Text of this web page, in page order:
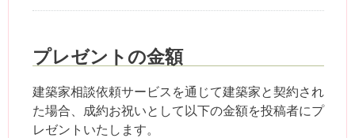
プレゼントの金額
建築家相談依頼サービスを通じて建築家と契約され
た場合、成約お祝いとして以下の金額を投稿者にプ
レゼントいたします。